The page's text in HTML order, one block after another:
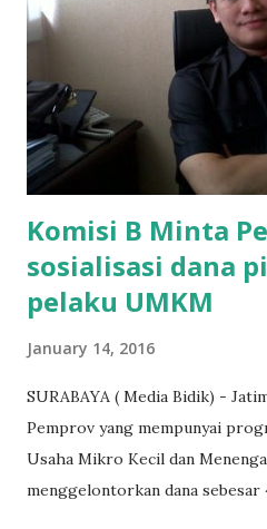
kerja sebagai pembantu rumah
agar uang bisa
penarikan uang iuran untuk
dibenarkan oleh Atika Fadhilah
diwawancarai. "Benar, bilangnya
terakh...
Komisi B Minta
sosialisasi dana
pelaku UMKM
January 14, 2016
SURABAYA ( Media Bidik) -
Pemprov yang mempunyai
Usaha Mikro Kecil dan
menggelontorkan dana sebesar